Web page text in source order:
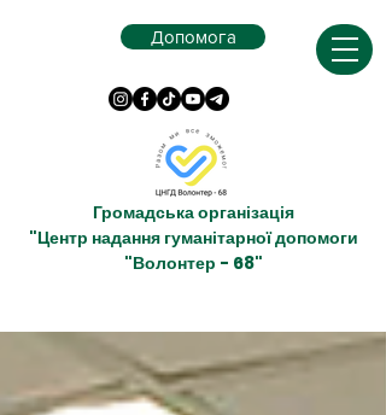
Допомога
Громадська організація
"Центр надання гуманітарної допомоги
"Волонтер - 68"